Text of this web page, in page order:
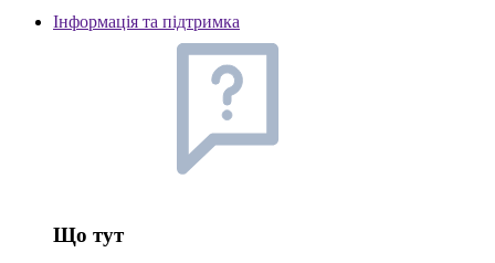
Інформація та підтримка
Що тут